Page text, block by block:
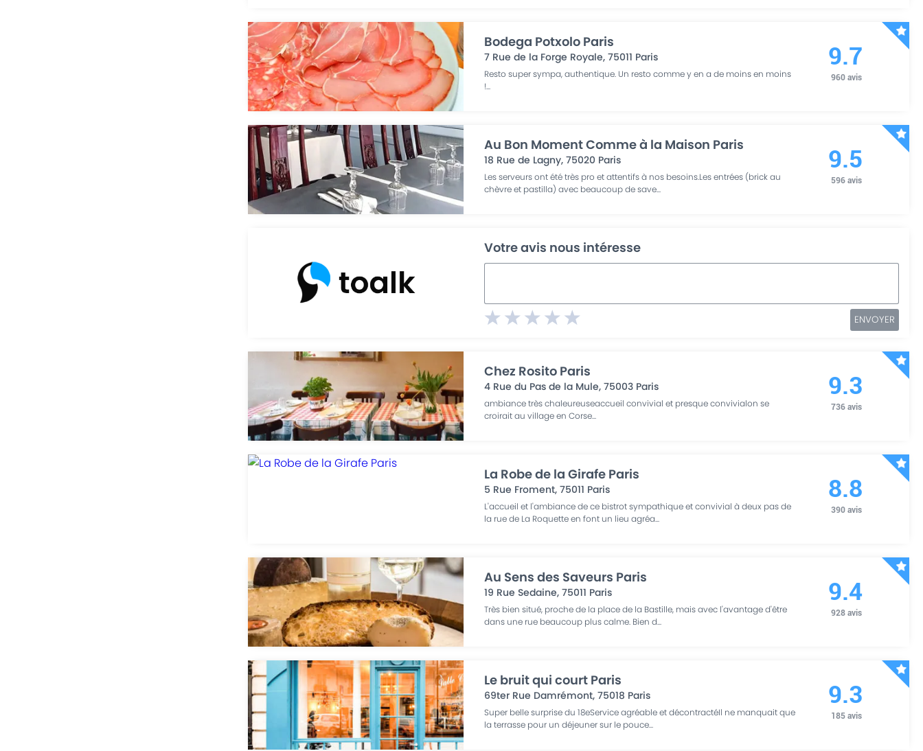
Bodega Potxolo Paris
7 Rue de la Forge Royale,75011 Paris
Resto super sympa, authentique. Un resto comme y en a de moins en moins
!...
9.7
960 avis
Au Bon Moment Comme à la Maison Paris
18 Rue de Lagny,75020 Paris
Les serveurs ont été très pro et attentifs à nos besoins.Les entrées (brick au
chèvre et pastilla) avec beaucoup de save...
9.5
596 avis
Votre avis nous intéresse
ENVOYER
Chez Rosito Paris
4 Rue du Pas de la Mule,75003 Paris
ambiance très chaleureuseaccueil convivial et presque convivialon se
croirait au village en Corse...
9.3
736 avis
La Robe de la Girafe Paris
5 Rue Froment,75011 Paris
L'accueil et l'ambiance de ce bistrot sympathique et convivial à deux pas de
la rue de La Roquette en font un lieu agréa...
8.8
390 avis
Au Sens des Saveurs Paris
19 Rue Sedaine,75011 Paris
Très bien situé, proche de la place de la Bastille, mais avec l'avantage d'être
dans une rue beaucoup plus calme. Bien d...
9.4
928 avis
Le bruit qui court Paris
69ter Rue Damrémont,75018 Paris
Super belle surprise du 18eService agréable et décontractéIl ne manquait que
la terrasse pour un déjeuner sur le pouce...
9.3
185 avis